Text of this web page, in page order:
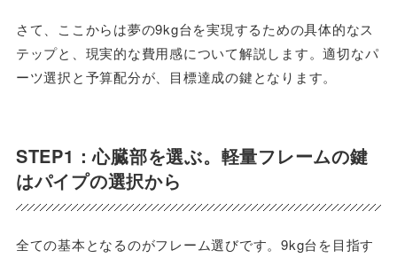
さて、ここからは夢の9kg台を実現するための具体的なス
テップと、現実的な費用感について解説します。適切なパ
ーツ選択と予算配分が、目標達成の鍵となります。
STEP1：心臓部を選ぶ。軽量フレームの鍵
はパイプの選択から
全ての基本となるのがフレーム選びです。9kg台を目指す